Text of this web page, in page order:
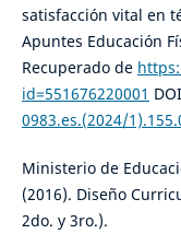
satisfacción vital en
Apuntes Educación
Recuperado de
id=551676220001
0983.es.(2024/
Ministerio de
(2016). Diseño
2do. y 3ro.).